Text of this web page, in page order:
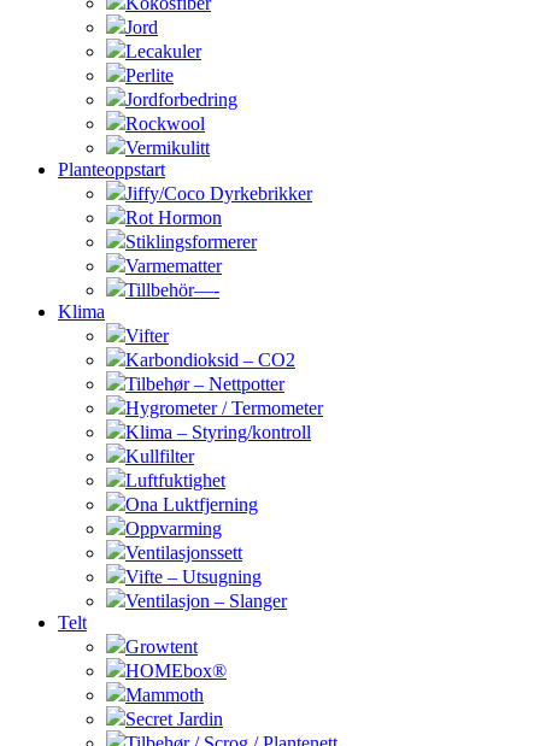
Jord
Lecakuler
Perlite
Jordforbedring
Rockwool
Vermikulitt
Planteoppstart
Jiffy/Coco Dyrkebrikker
Rot Hormon
Stiklingsformerer
Varmematter
Tillbehör—-
Klima
Vifter
Karbondioksid – CO2
Tilbehør – Nettpotter
Hygrometer / Termometer
Klima – Styring/kontroll
Kullfilter
Luftfuktighet
Ona Luktfjerning
Oppvarming
Ventilasjonssett
Vifte – Utsugning
Ventilasjon – Slanger
Telt
Growtent
HOMEbox®
Mammoth
Secret Jardin